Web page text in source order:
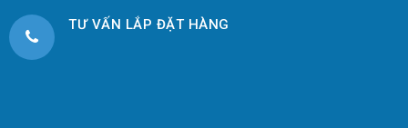
TƯ VẤN LẮP ĐẶT HÀNG